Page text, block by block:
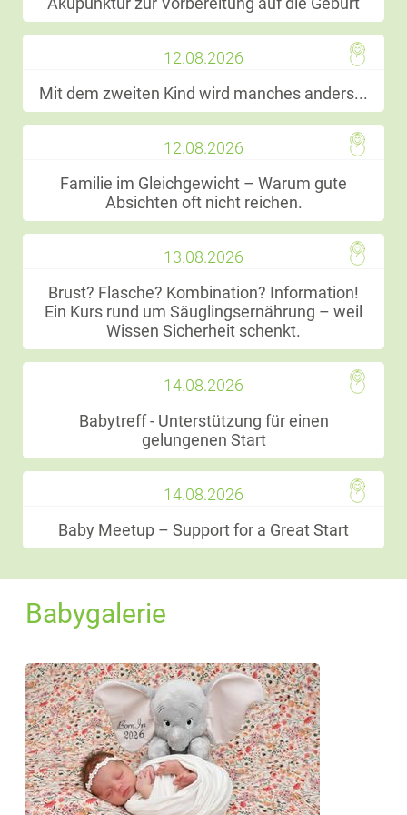
12.08.2026
Mit dem zweiten Kind wird manches anders...
12.08.2026
Familie im Gleichgewicht – Warum gute
Absichten oft nicht reichen.
13.08.2026
Brust? Flasche? Kombination? Information!
Ein Kurs rund um Säuglingsernährung – weil
Wissen Sicherheit schenkt.
14.08.2026
Babytreff - Unterstützung für einen
gelungenen Start
14.08.2026
Baby Meetup – Support for a Great Start
Babygalerie
EXTERNE MEDIEN
Um Inhalte von Videoplattformen und Social Media
Plattformen anzeigen zu können, werden von
diesen externen Medien Cookies gesetzt.
Vimeo